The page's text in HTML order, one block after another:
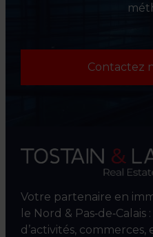
Contactez
Votre partenaire en
le Nord &
d’activités,